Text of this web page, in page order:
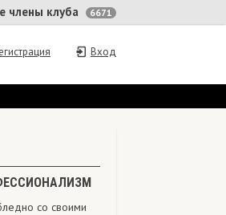
члены клуба 6671
Вход
со своими